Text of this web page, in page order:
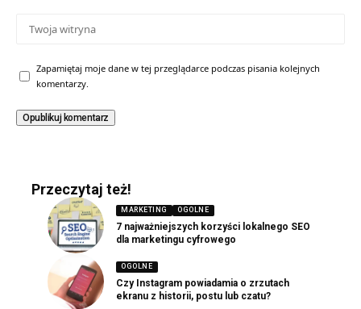
Zapamiętaj moje dane w tej przeglądarce podczas pisania kolejnych
komentarzy.
Przeczytaj też!
MARKETING OGOLNE
7 najważniejszych korzyści lokalnego SEO
dla marketingu cyfrowego
OGOLNE
Czy Instagram powiadamia o zrzutach
ekranu z historii, postu lub czatu?